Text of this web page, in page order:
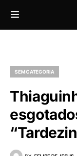
SEM CATEGORIA